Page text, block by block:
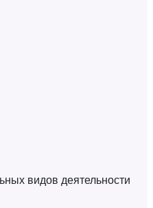
видов деятельности